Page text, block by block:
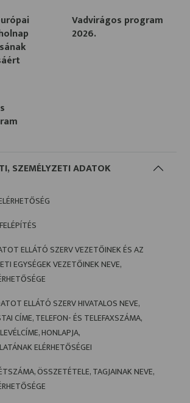
Vadvirágos program
2026.
SZEMÉLYZETI ADATOK
ELLÁTÓ SZERV VEZETŐINEK ÉS AZ
EGYSÉGEK VEZETŐINEK NEVE,
ELLÁTÓ SZERV HIVATALOS NEVE,
CÍME, TELEFON- ÉS TELEFAXSZÁMA,
HONLAPJA,
ELÉRHETŐSÉGEI
ÖSSZETÉTELE, TAGJAINAK NEVE,